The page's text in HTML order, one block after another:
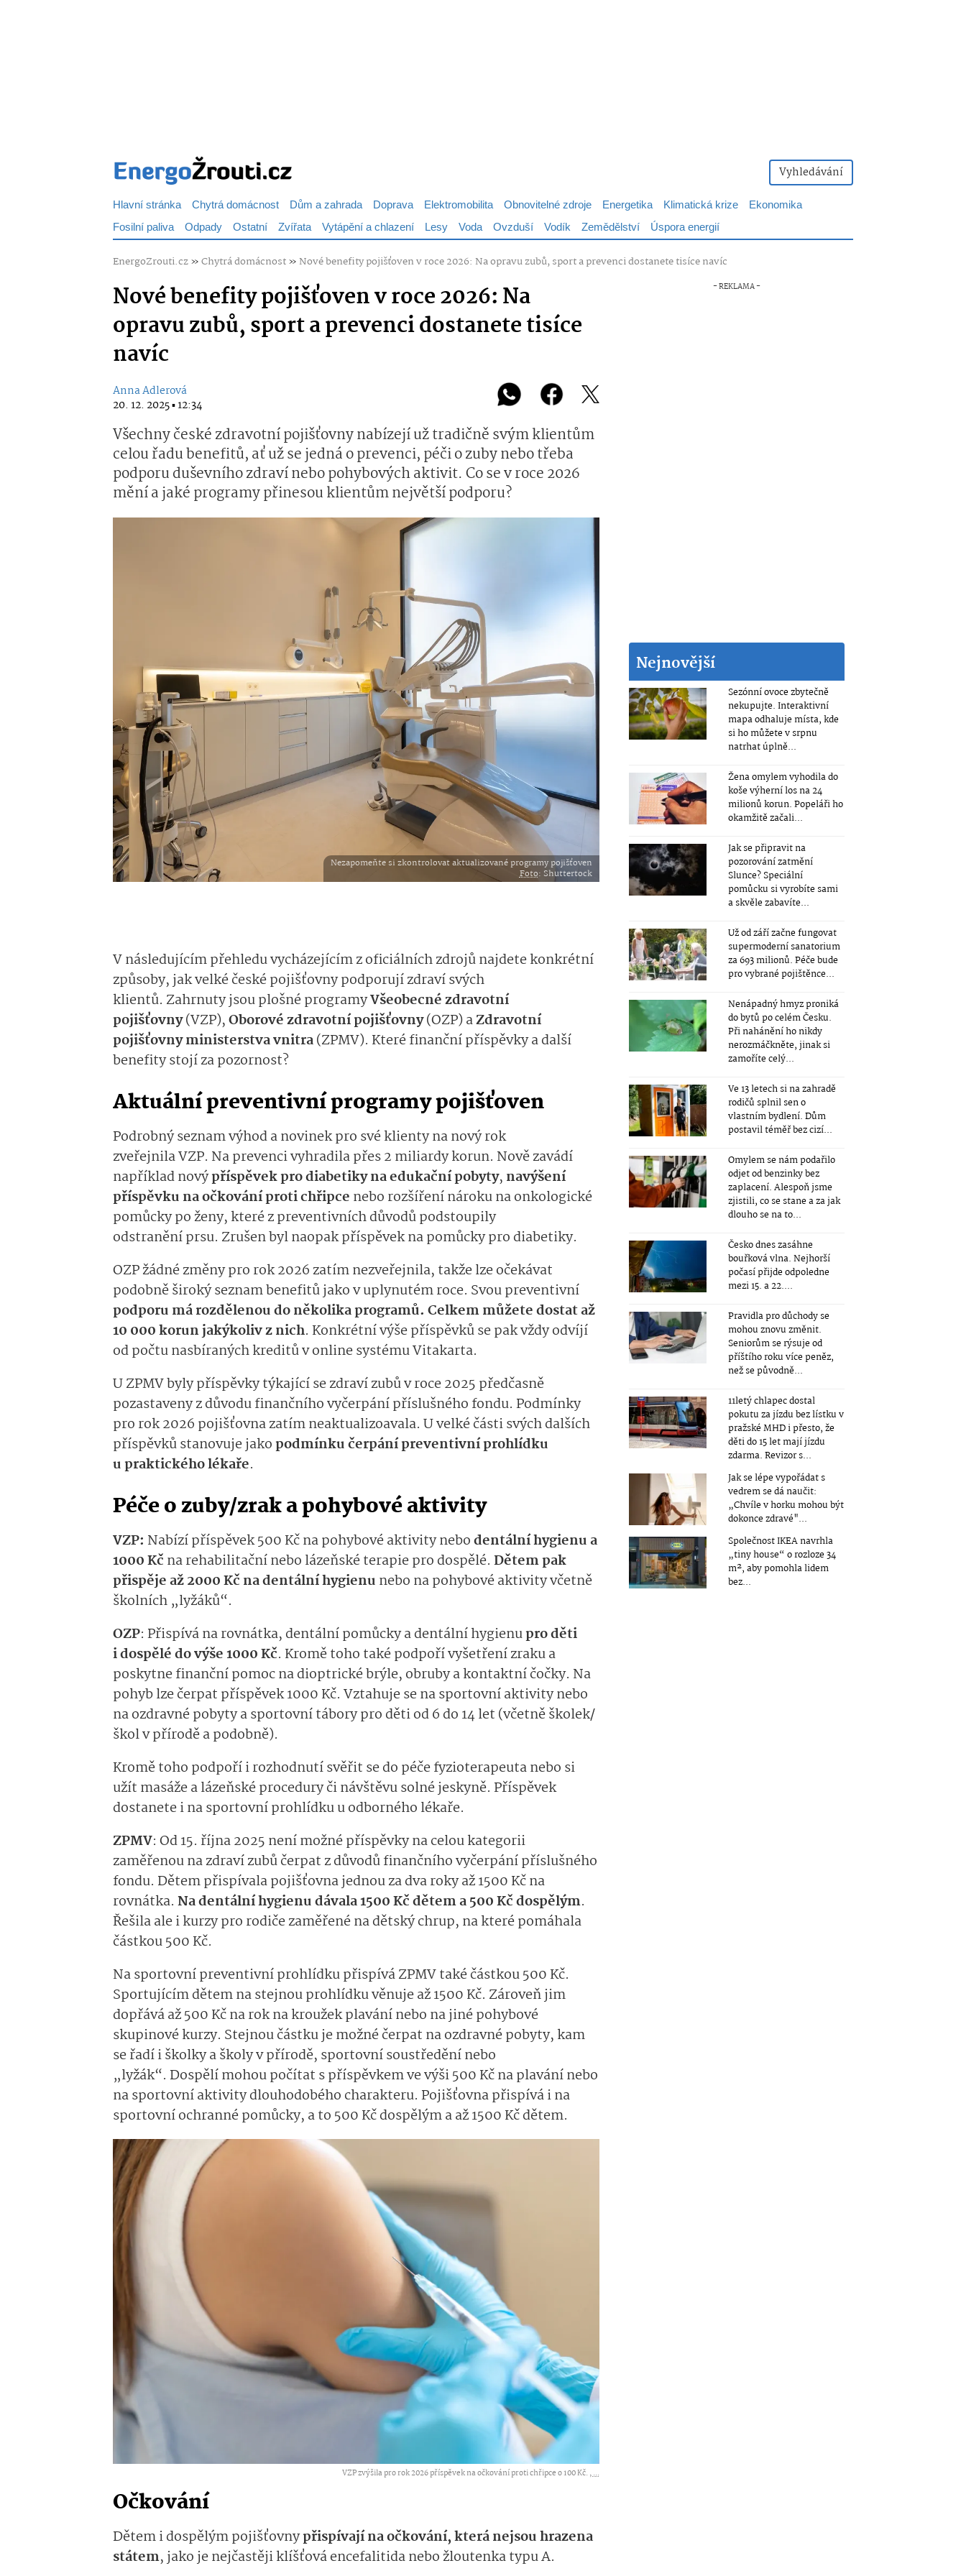
Vyhledávání
Hlavní stránka Chytrá domácnost Dům a zahrada Doprava Elektromobilita Obnovitelné zdroje Energetika Klimatická krize
Ekonomika
Fosilní paliva Odpady Ostatní Zvířata Vytápění a chlazení Lesy Voda Ovzduší Vodík Zemědělství Úspora energií
EnergoZrouti.cz»Chytrá domácnost»Nové benefity pojišťoven v roce 2026: Na opravu zubů, sport a prevenci dostanete tisíce navíc
Nové benefity pojišťoven v roce 2026: Na
opravu zubů, sport a prevenci dostanete tisíce
navíc
Anna Adlerová
20. 12. 2025 ▪ 12:34
Všechny české zdravotní pojišťovny nabízejí už tradičně svým klientům
celou řadu benefitů, ať už se jedná o prevenci, péči o zuby nebo třeba
podporu duševního zdraví nebo pohybových aktivit. Co se v roce 2026
mění a jaké programy přinesou klientům největší podporu?
Nezapomeňte si zkontrolovat aktualizované programy pojišťoven
Foto: Shuttertock
V následujícím přehleduvycházejícím z oficiálních zdrojůnajdetekonkrétní
způsoby, jak velké české pojišťovny podporují zdraví svých
klientů. Zahrnuty jsou plošnéprogramyVšeo­becné zdravotní
pojišťovny(VZP),O­borové zdravotní pojišťovny(OZP) aZdravotní
pojišťovny ministerstva vnitra(ZPMV)­. Které finanční příspěvky a další
benefity stojí za pozornost?
Aktuální preventivní programy pojišťoven
Podrobný seznam výhod a novinek pro své klienty na nový rok
zveřejnilaVZP. Naprevenci vyhradila přes 2 miliardy korun. Nově zavádí
napříkladnovýpříspěvek pro diabetiky na edukační pobyty, navýšení
příspěvku na očkování proti chřipce nebo rozšíření nároku na onkologické
pomůcky po ženy, které z preventivních důvodů podstoupily
odstraněníprsu. Zrušen byl naopak příspěvek na pomůcky pro diabetiky.
OZP žádné změny pro rok 2026 zatím nezveřejnila, takže lze očekávat
podobně široký seznam benefitů jako v uplynutém roce. Svou preventivní
podporu má rozdělenou do několika programů. Celkem můžete dostat až
10 000 korun jakýkoliv znich. Konkrétní výše příspěvků se pak vždy odvíjí
od počtu nasbíraných kreditů v online systémuVitakarta.
U ZPMV byly příspěvky týkající se zdraví zubů v roce 2025 předčasně
pozastaveny z důvodu finančníhovy­čerpání příslušného fondu. Podmínky
pro rok 2026 pojišťovna zatím neaktualizoava­la. U velké částisvýchdal­ších
příspěvků stanovuje jakopodmínkučerpá­nípreventivní prohlídku
u praktického lékaře.
Péče o zuby/zraka pohybové aktivity
VZP: Nabízí příspěvek 500 Kč na pohybové aktivity nebodentální hygienu a
1000 Kč na rehabilitačnínebo lázeňské terapiepro dospělé. Dětem pak
přispěje až 2000 Kč na dentální hygienu nebo na pohybové aktivity včetně
školních „lyžáků“.
OZP: Přispívá na rovnátka, dentální pomůcky a dentální hygienuproděti
idospělé do výše 1000 Kč. Kromě toho také podpoří vyšetření zraku a
poskytne finanční pomoc na dioptrické brýle, obruby a kontaktní čočky. Na
pohyb lze čerpat příspěvek 1000 Kč. Vztahuje sena sportovní aktivity nebo
na ozdravné pobytya sportovní tábory pro děti od 6 do 14 let (včetněškolek/
školv přírodě a podobně).
Kromě toho podpoří i rozhodnutí svěřit se do péče fyzioterapeuta nebo si
užít masáže a lázeňské procedury či návštěvu solné jeskyně. Příspěvek
dostanete i na sportovní prohlídku u odborného lékaře.
ZPMV: Od 15. října 2025 není možnépříspěv­kyna celoukategorii
zaměřenouna zdraví zubůčerpat zdůvodůfinan­čníhovyčerpá­nípříslušného
fondu. Dětem přispívalapo­jišťovna jednou za dva rokyaž 1500 Kčna
rovnátka. Na dentální hygienudávala1500 Kč dětema 500 Kč dospělým.
Řešilaale i kurzy pro rodiče zaměřené na dětský chrup, na které pomáhala
částkou 500 Kč.
Na sportovní preventivní prohlídku přispívá ZPMV také částkou 500 Kč.
Sportujícím dětem na stejnou prohlídku věnuje až 1500 Kč. Zároveň jim
dopřává až 500 Kč na rok na kroužek plavání nebo na jinépohybové
skupinové kurzy. Stejnou částku je možné čerpat na ozdravné pobyty, kam
se řadí i školky a školyv přírodě, sportovní soustředění nebo
„lyžák“. Dospělí mohou počítat s příspěvkem ve výši 500 Kč na plavání nebo
na sportovní aktivity dlouhodobého charakteru. Pojišťovna přispívá i na
sportovní ochranné pomůcky, a to 500 Kč dospělým a až 1500 Kč dětem.
VZP zvýšila pro rok 2026 příspěvek na očkování proti chřipce o 100 Kč. ,...
Očkování
Dětem i dospělým pojišťovnypřispívají na očkování, která nejsou hrazena
státem, jako je nejčastěji klíšťová encefalitida nebo žloutenka typu A.
Nejnovější
Sezónní ovoce zbytečně
nekupujte. Interaktivní
mapa odhaluje místa, kde
si ho můžete v srpnu
natrhat úplně...
Žena omylem vyhodila do
koše výherní los na 24
milionů korun. Popeláři ho
okamžitě začali...
Jak se připravit na
pozorování zatmění
Slunce? Speciální
pomůcku si vyrobíte sami
a skvěle zabavíte...
Už od září začne fungovat
supermoderní sanatorium
za 693 milionů. Péče bude
pro vybrané pojištěnce...
Nenápadný hmyz proniká
do bytů po celém Česku.
Při nahánění ho nikdy
nerozmáčkněte, jinak si
zamoříte celý...
Ve 13 letech si na zahradě
rodičů splnil sen o
vlastním bydlení. Dům
postavil téměř bez cizí...
Omylem se nám podařilo
odjet od benzinky bez
zaplacení. Alespoň jsme
zjistili, co se stane a za jak
dlouho se na to...
Česko dnes zasáhne
bouřková vlna. Nejhorší
počasí přijde odpoledne
mezi 15. a 22....
Pravidla pro důchody se
mohou znovu změnit.
Seniorům se rýsuje od
příštího roku více peněz,
než se původně...
11letý chlapec dostal
pokutu za jízdu bez lístku v
pražské MHD i přesto, že
děti do 15 let mají jízdu
zdarma. Revizor s...
Jak se lépe vypořádat s
vedrem se dá naučit:
„Chvíle v horku mohou být
dokonce zdravé"...
Společnost IKEA navrhla
„tiny house“ o rozloze 34
m², aby pomohla lidem
bez...